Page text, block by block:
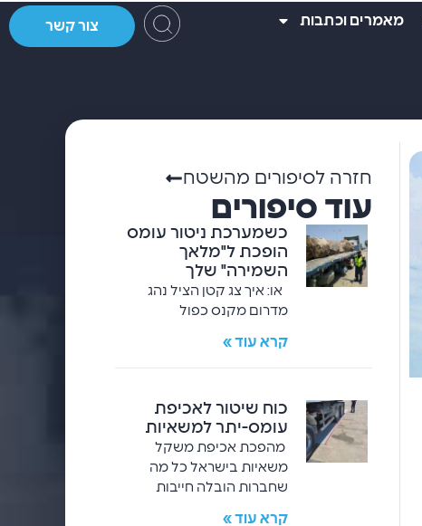
מאמרים וכתבות צור קשר
חזרה לסיפורים מהשטח
עוד סיפורים
כשמערכת ניטור עומס
הופכת ל"מלאך
השמירה" שלך
או: איך צג קטן הציל נהג
מדרום מקנס כפול
קרא עוד »
כוח שיטור לאכיפת
עומס-יתר למשאיות
מהפכת אכיפת משקל
משאיות בישראל כל מה
שחברות הובלה חייבות
קרא עוד »